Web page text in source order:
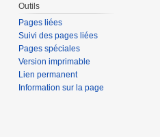
Outils
Pages liées
Suivi des pages liées
Pages spéciales
Version imprimable
Lien permanent
Information sur la page